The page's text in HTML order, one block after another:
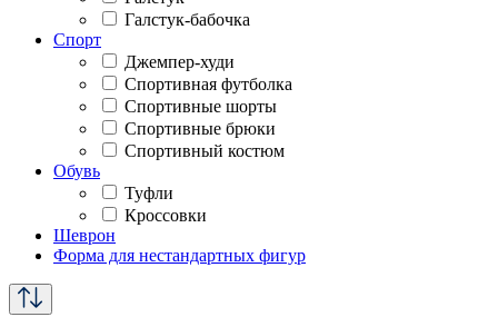
Галстук-бабочка
Спорт
Джемпер-худи
Спортивная футболка
Спортивные шорты
Спортивные брюки
Спортивный костюм
Обувь
Туфли
Кроссовки
Шеврон
Форма для нестандартных фигур